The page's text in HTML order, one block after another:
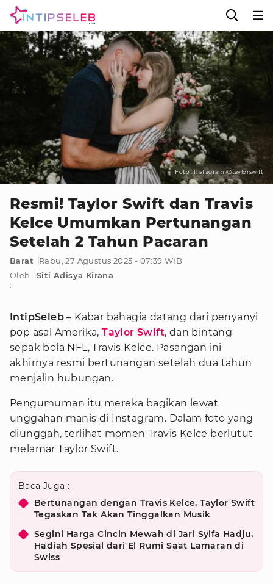
Foto : Instagram @taylorswift
Resmi! Taylor Swift dan Travis
Kelce Umumkan Pertunangan
Setelah 2 Tahun Pacaran
Barat
Rabu, 27 Agustus 2025 - 07:39 WIB
Oleh
:
Siti Adisya Kirana
IntipSeleb – Kabar bahagia datang dari penyanyi
pop asal Amerika,Taylor Swift, dan bintang
sepak bola NFL, Travis Kelce. Pasangan ini
akhirnya resmi bertunangan setelah dua tahun
menjalin hubungan.
Pengumuman itu mereka bagikan lewat
unggahan manis di Instagram. Dalam foto yang
diunggah, terlihat momen Travis Kelce berlutut
melamar Taylor Swift.
Baca Juga :
Bertunangan dengan Travis Kelce, Taylor Swift
Tegaskan Tak Akan Tinggalkan Musik
Segini Harga Cincin Mewah di Jari Syifa Hadju,
Hadiah Spesial dari El Rumi Saat Lamaran di
Swiss